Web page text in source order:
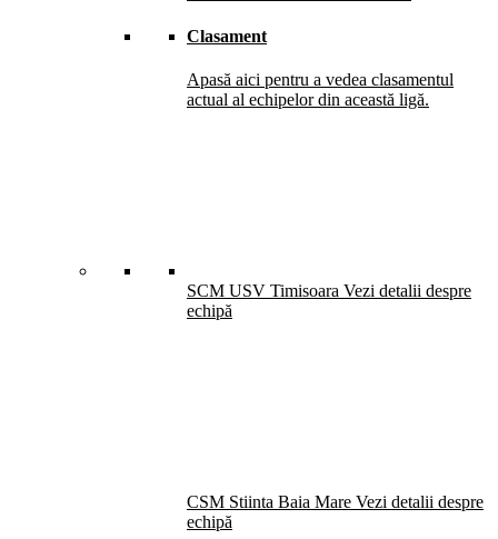
Clasament
Apasă aici pentru a vedea clasamentul
actual al echipelor din această ligă.
SCM USV Timisoara Vezi detalii despre
echipă
CSM Stiinta Baia Mare Vezi detalii despre
echipă